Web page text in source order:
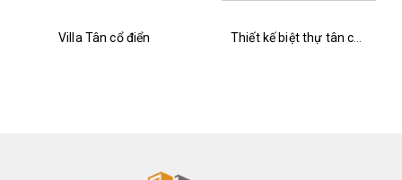
Villa Tân cổ điển